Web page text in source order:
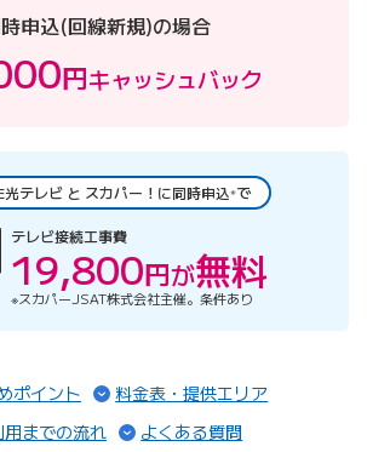
申込(回線新規)の場合
円キャッシュバック
テレビ と スカパー！に同時申込※で
テレビ接続工事費
19,800円が無料
※スカパーJSAT株式会社主催。条件あり
ポイント （ページ内リンク）
料金表・提供エリア
用までの流れ（ページ内リンク）
よくある質問